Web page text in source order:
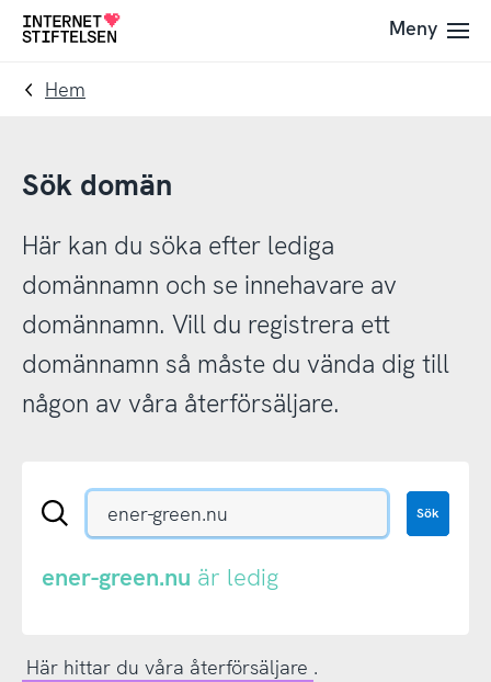
Till
navigering
Till
innehåll
Till
Meny
Hem
Sök domän
Här kan du söka efter lediga
domännamn och se innehavare av
domännamn. Vill du registrera ett
domännamn så måste du vända dig till
någon av våra återförsäljare.
Sök
eller
.nu-
Sök
ener-green.nu är ledig
Här hittar du våra återförsäljare .